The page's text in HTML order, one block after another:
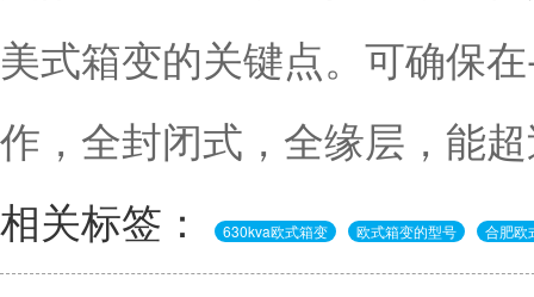
美式箱变的关键点。可确保
作，全封闭式，全缘层，能
相关标签：
630kva欧式箱变 欧式箱变的型号 合肥欧